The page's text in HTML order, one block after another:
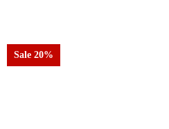
Sale 20%